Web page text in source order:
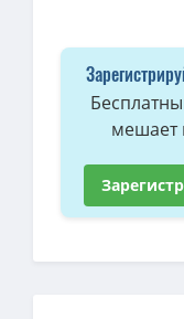
мешает